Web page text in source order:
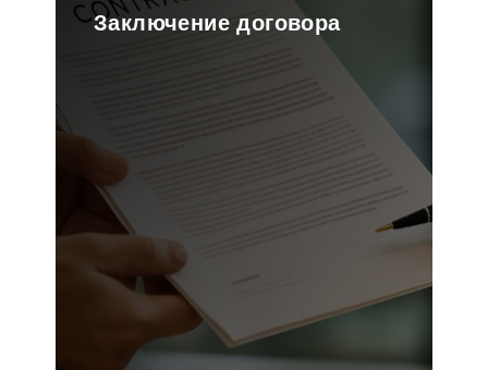
Выезд на объект и